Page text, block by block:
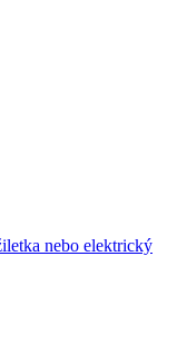
nebo elektrický